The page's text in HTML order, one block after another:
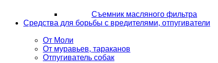
Съемник масляного фильтра
Средства для борьбы с вредителями, отпугиватели
От Моли
От муравьев, тараканов
Отпугиватель собак